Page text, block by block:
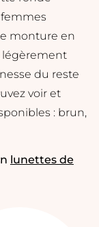
monture en
légèrement
du reste
voir et
: brun,
lunettes de